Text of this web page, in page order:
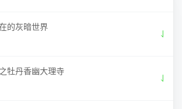
的灰暗世界
牡丹香幽大理寺